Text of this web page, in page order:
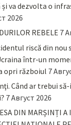
va dezvolta o
2026
REBELE 7
riscă din nou
într-un
opri războiul 7
Când ar trebui
7 Август 2026
DIN MARȘINȚI A